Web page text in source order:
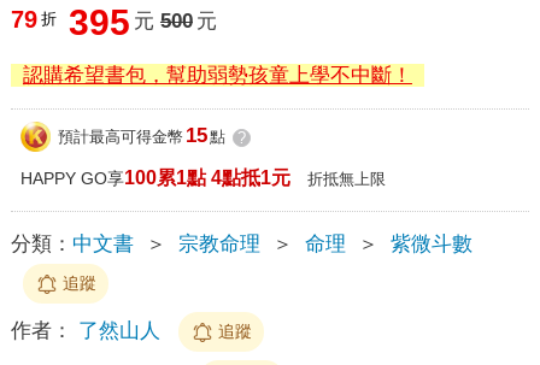
79 折 395 元 500 元
認購希望書包，幫助弱勢孩童上學不中斷！
預計最高可得金幣 15點 ?
HAPPY GO享100累1點 4點抵1元 折抵無上限
分類： 中文書 ＞ 宗教命理 ＞ 命理 ＞ 紫微斗數
追蹤
作者： 了然山人 追蹤